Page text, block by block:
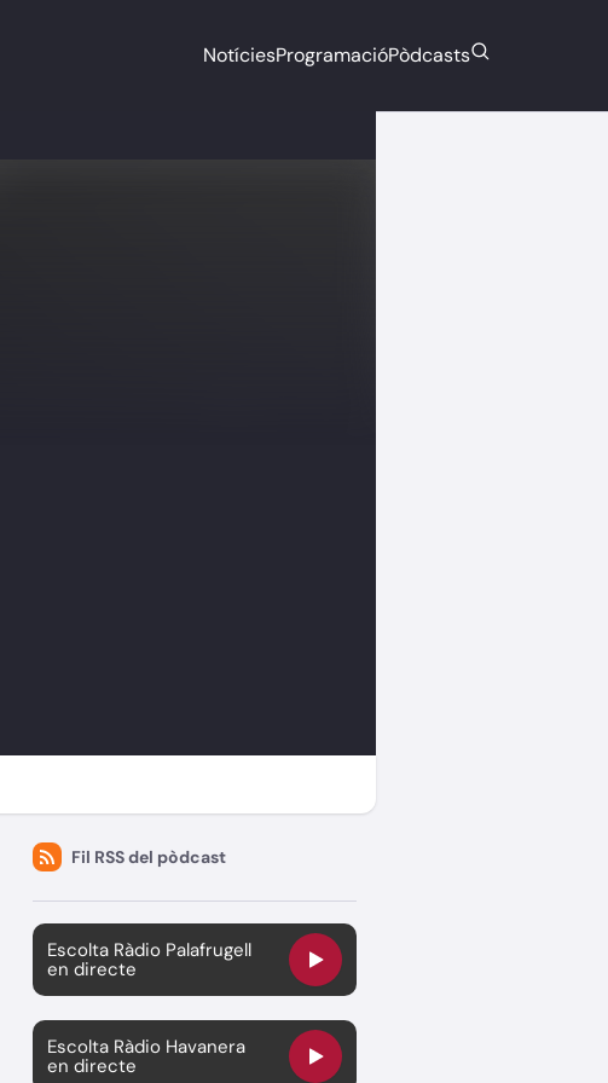
NotíciesProgramacióPòdcasts
Fil RSS del pòdcast
Escolta Ràdio Palafrugell
en directe
Escolta Ràdio Havanera
en directe